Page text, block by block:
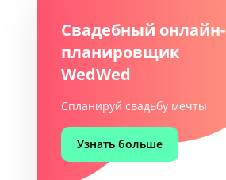
Свадебный онлайн-
планировщик
WedWed
Спланируй свадьбу мечты
Узнать больше